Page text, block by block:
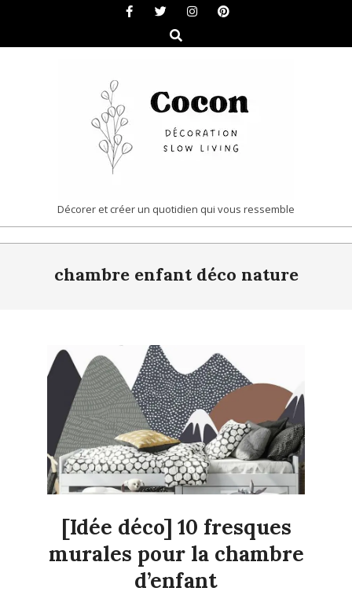
content
Search
COCON
|
DÉCORATION
LIVING
Décorer et créer un quotidien qui vous ressemble
Navigationchambre enfant déco nature
[Idée déco] 10 fresques
murales pour la chambre
d’enfant